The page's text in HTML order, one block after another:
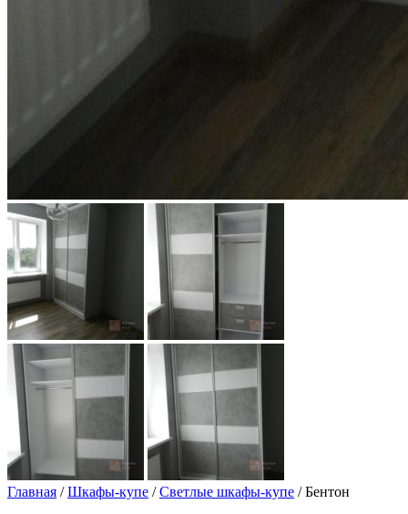
Главная /Шкафы-купе /Светлые шкафы-купе / Бентон